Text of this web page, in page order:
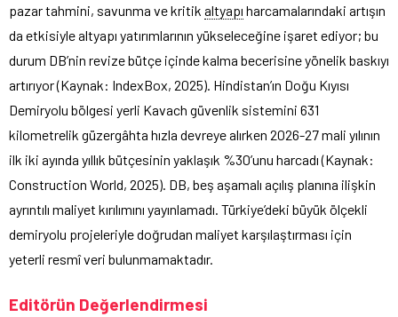
pazar tahmini, savunma ve kritik altyapı harcamalarındaki artışın
da etkisiyle altyapı yatırımlarının yükseleceğine işaret ediyor; bu
durum DB’nin revize bütçe içinde kalma becerisine yönelik baskıyı
artırıyor (Kaynak: IndexBox, 2025). Hindistan’ın Doğu Kıyısı
Demiryolu bölgesi yerli Kavach güvenlik sistemini 631
kilometrelik güzergâhta hızla devreye alırken 2026-27 mali yılının
ilk iki ayında yıllık bütçesinin yaklaşık %30’unu harcadı (Kaynak:
Construction World, 2025). DB, beş aşamalı açılış planına ilişkin
ayrıntılı maliyet kırılımını yayınlamadı. Türkiye’deki büyük ölçekli
demiryolu projeleriyle doğrudan maliyet karşılaştırması için
yeterli resmî veri bulunmamaktadır.
Editörün Değerlendirmesi